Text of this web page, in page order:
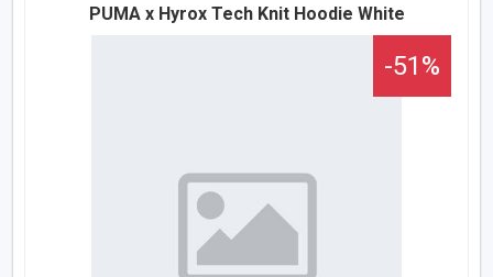
PUMA x Hyrox Tech Knit Hoodie White
-51%